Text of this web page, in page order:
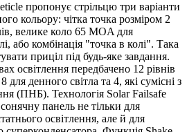
пропонує стрільцю три варіанти
кольору: чітка точка розміром 2
велике коло 65 MOA для
або комбінація "точка в колі". Така
приціл під будь-яке завдання.
освітлення передбачено 12 рівнів
для денного світла та 4, які сумісні з
(ПНБ). Технологія Solar Failsafe
панель не тільки для
освітлення, але й для